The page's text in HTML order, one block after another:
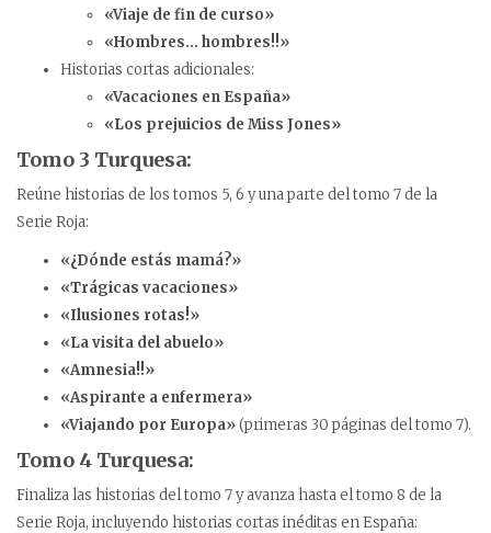
«Viaje de fin de curso»
«Hombres… hombres!!»
Historias cortas adicionales:
«Vacaciones en España»
«Los prejuicios de Miss Jones»
Tomo 3 Turquesa:
Reúne historias de los tomos 5, 6 y una parte del tomo 7 de la
Serie Roja:
«¿Dónde estás mamá?»
«Trágicas vacaciones»
«Ilusiones rotas!»
«La visita del abuelo»
«Amnesia!!»
«Aspirante a enfermera»
«Viajando por Europa»(primeras 30 páginas del tomo 7).
Tomo 4 Turquesa:
Finaliza las historias del tomo 7 y avanza hasta el tomo 8 de la
Serie Roja, incluyendo historias cortas inéditas en España: